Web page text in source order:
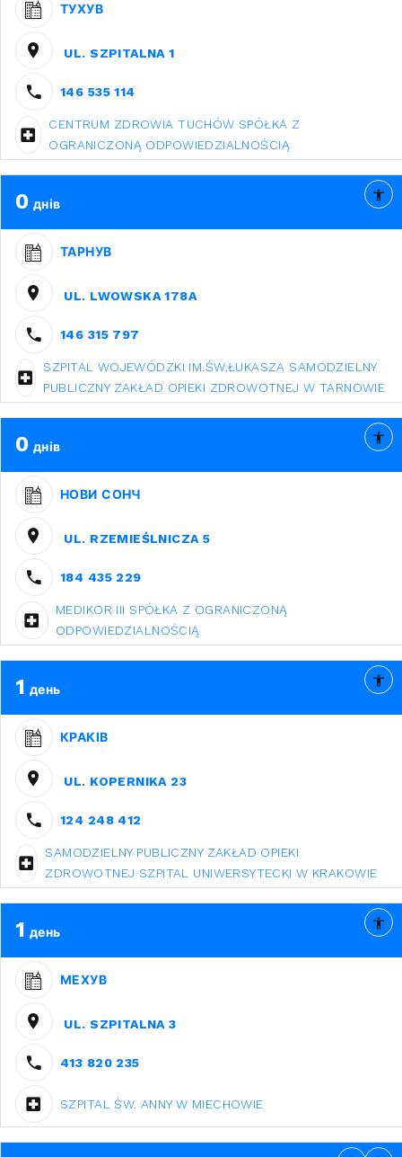
ТУХУВ
UL. SZPITALNA 1
146 535 114
CENTRUM ZDROWIA TUCHÓW SPÓŁKA Z
OGRANICZONĄ ODPOWIEDZIALNOŚCIĄ
0 днів
ТАРНУВ
UL. LWOWSKA 178A
146 315 797
SZPITAL WOJEWÓDZKI IM.ŚW.ŁUKASZA SAMODZIELNY
PUBLICZNY ZAKŁAD OPIEKI ZDROWOTNEJ W TARNOWIE
0 днів
НОВИ СОНЧ
UL. RZEMIEŚLNICZA 5
184 435 229
MEDIKOR III SPÓŁKA Z OGRANICZONĄ
ODPOWIEDZIALNOŚCIĄ
1 день
КРАКІВ
UL. KOPERNIKA 23
124 248 412
SAMODZIELNY PUBLICZNY ZAKŁAD OPIEKI
ZDROWOTNEJ SZPITAL UNIWERSYTECKI W KRAKOWIE
1 день
МЕХУВ
UL. SZPITALNA 3
413 820 235
SZPITAL ŚW. ANNY W MIECHOWIE